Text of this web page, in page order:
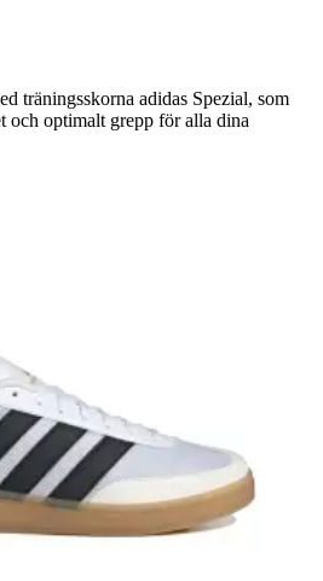
träningsskorna adidas Spezial, som
och optimalt grepp för alla dina